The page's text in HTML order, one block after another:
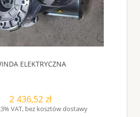
ELEKTRYCZNA
2 436,52 zł
VAT, bez kosztów dostawy